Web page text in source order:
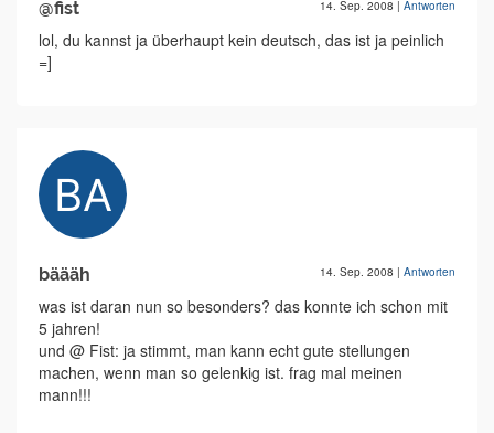
@fist 14. Sep. 2008 | Antworten
lol, du kannst ja überhaupt kein deutsch, das ist ja peinlich
=]
bäääh 14. Sep. 2008 | Antworten
was ist daran nun so besonders? das konnte ich schon mit
5 jahren!
und @ Fist: ja stimmt, man kann echt gute stellungen
machen, wenn man so gelenkig ist. frag mal meinen
mann!!!